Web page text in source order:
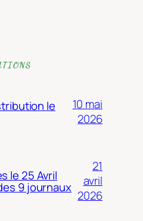
le
10 mai
2026
le 25 Avril
9 journaux
21
avril
2026